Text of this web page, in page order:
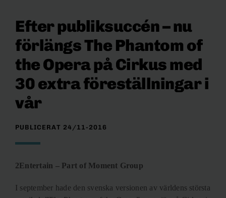
Efter publiksuccén – nu
förlängs The Phantom of
the Opera på Cirkus med
30 extra föreställningar i
vår
PUBLICERAT 24/11-2016
2Entertain – Part of Moment Group
I september hade den svenska versionen av världens största